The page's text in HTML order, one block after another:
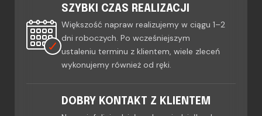
SZYBKI CZAS REALIZACJI
Większość napraw realizujemy w ciągu 1–2
dni roboczych. Po wcześniejszym
ustaleniu terminu z klientem, wiele zleceń
wykonujemy również od ręki.
DOBRY KONTAKT Z KLIENTEM